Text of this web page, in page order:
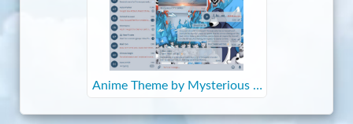
Anime Theme by Mysterious C